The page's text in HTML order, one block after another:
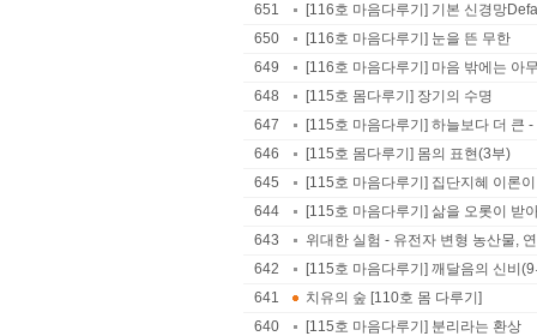
651
[116호 마음다루기] 기본 신경망
650
[116호 마음다루기] 눈을 뜬 무한
649
[116호 마음다루기] 마음 밖에는 아
648
[115호 몸다루기] 장기의 수명
647
[115호 마음다루기] 하늘보다 더 큰
646
[115호 몸다루기] 몸의 표현(3부)
645
[115호 마음다루기] 집단지혜 이론
644
[115호 마음다루기] 삶을 오롯이 받
643
위대한 실험 - 유전자 변형 농산물,
642
[115호 마음다루기] 깨달음의 신비
641
치유의 숲 [110호 몸 다루기]
640
[115호 마음다루기] 분리라는 환상